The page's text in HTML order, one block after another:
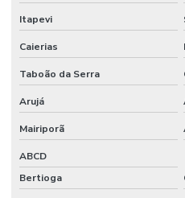
Itapevi
Caierias
Taboão da Serra
Arujá
Mairiporã
ABCD
Bertioga